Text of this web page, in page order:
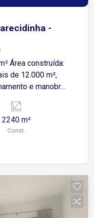
-
Área construída:
e manobra
e
de
com
de apoio
padrão para
2240 m²
Const.